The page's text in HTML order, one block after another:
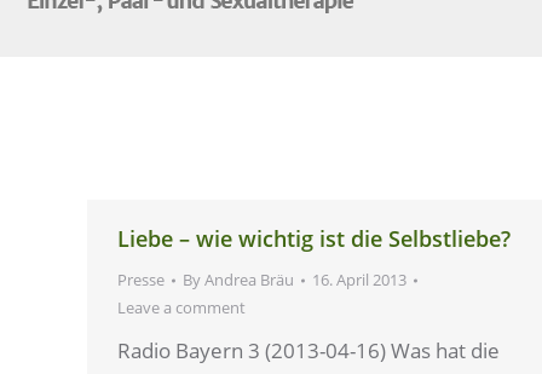
Liebe – wie wichtig ist die Selbstliebe?
Presse ByAndrea Bräu
16. April 2013
Leave a comment
Radio Bayern 3 (2013-04-16) Was hat die